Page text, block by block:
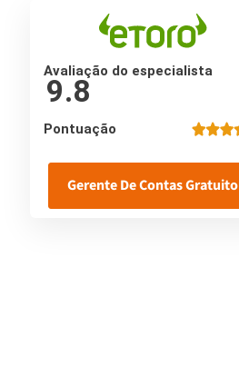
Avaliação do especialista
9.8
Pontuação
Gerente De Contas Gratuito